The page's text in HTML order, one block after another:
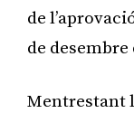
de
de desembre
Mentrestant